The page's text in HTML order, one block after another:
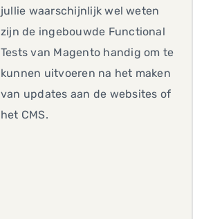
jullie waarschijnlijk wel weten
zijn de ingebouwde Functional
Tests van Magento handig om te
kunnen uitvoeren na het maken
van updates aan de websites of
het CMS.